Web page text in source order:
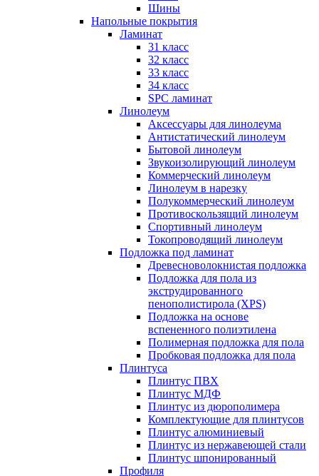
Шины
Напольные покрытия
Ламинат
31 класс
32 класс
33 класс
34 класс
SPC ламинат
Линолеум
Аксессуары для линолеума
Антистатический линолеум
Бытовой линолеум
Звукоизолирующий линолеум
Коммерческий линолеум
Линолеум в нарезку
Полукоммерческий линолеум
Противоскользящий линолеум
Спортивный линолеум
Токопроводящий линолеум
Подложка под ламинат
Древесноволокнистая подложка
Подложка для пола из
экструдированного
пенополистирола (XPS)
Подложка на основе
вспененного полиэтилена
Полимерная подложка для пола
Пробковая подложка для пола
Плинтуса
Плинтус ПВХ
Плинтус МДФ
Плинтус из дюрополимера
Комплектующие для плинтусов
Плинтус алюминиевый
Плинтус из нержавеющей стали
Плинтус шпонированный
Профиля